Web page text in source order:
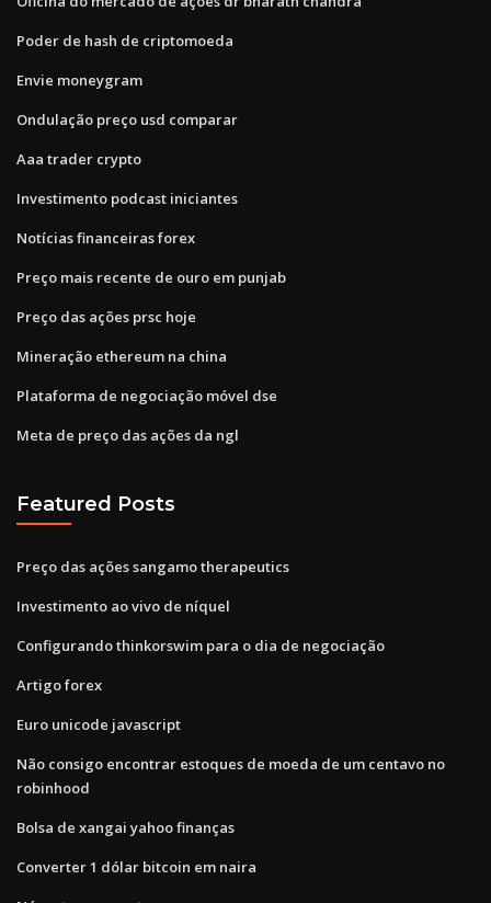
Poder de hash de criptomoeda
Envie moneygram
Ondulação preço usd comparar
Aaa trader crypto
Investimento podcast iniciantes
Notícias financeiras forex
Preço mais recente de ouro em punjab
Preço das ações prsc hoje
Mineração ethereum na china
Plataforma de negociação móvel dse
Meta de preço das ações da ngl
Featured Posts
Preço das ações sangamo therapeutics
Investimento ao vivo de níquel
Configurando thinkorswim para o dia de negociação
Artigo forex
Euro unicode javascript
Não consigo encontrar estoques de moeda de um centavo no
robinhood
Bolsa de xangai yahoo finanças
Converter 1 dólar bitcoin em naira